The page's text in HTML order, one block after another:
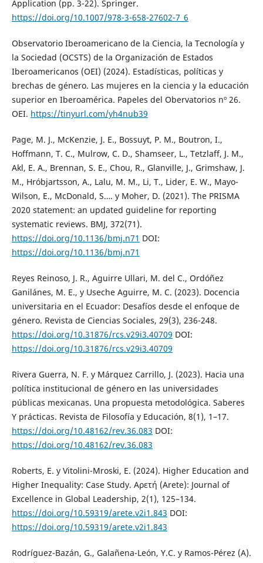
Application (pp. 3-22). Springer.
https://doi.org/10.1007/978-3-658-27602-7_6
Observatorio Iberoamericano de la Ciencia, la Tecnología y
la Sociedad (OCSTS) de la Organización de Estados
Iberoamericanos (OEI) (2024). Estadísticas, políticas y
brechas de género. Las mujeres en la ciencia y la educación
superior en Iberoamérica. Papeles del Obervatorios nº 26.
OEI. https://tinyurl.com/yh4nub39
Page, M. J., McKenzie, J. E., Bossuyt, P. M., Boutron, I.,
Hoffmann, T. C., Mulrow, C. D., Shamseer, L., Tetzlaff, J. M.,
Akl, E. A., Brennan, S. E., Chou, R., Glanville, J., Grimshaw, J.
M., Hróbjartsson, A., Lalu, M. M., Li, T., Lider, E. W., Mayo-
Wilson, E., McDonald, S…. y Moher, D. (2021). The PRISMA
2020 statement: an updated guideline for reporting
systematic reviews. BMJ, 372(71).
https://doi.org/10.1136/bmj.n71 DOI:
https://doi.org/10.1136/bmj.n71
Reyes Reinoso, J. R., Aguirre Ullari, M. del C., Ordóñez
Ganilánes, M. E., y Useche Aguirre, M. C. (2023). Docencia
universitaria en el Ecuador: Desafíos desde el enfoque de
género. Revista de Ciencias Sociales, 29(3), 236-248.
https://doi.org/10.31876/rcs.v29i3.40709 DOI:
https://doi.org/10.31876/rcs.v29i3.40709
Rivera Guerra, N. F. y Márquez Carrillo, J. (2023). Hacia una
política institucional de género en las universidades
públicas mexicanas. Una propuesta metodológica. Saberes
Y prácticas. Revista de Filosofía y Educación, 8(1), 1–17.
https://doi.org/10.48162/rev.36.083 DOI:
https://doi.org/10.48162/rev.36.083
Roberts, E. y Vitolini-Mroski, E. (2024). Higher Education and
Higher Inequality: Case Study. Αρετή (Arete): Journal of
Excellence in Global Leadership, 2(1), 125–134.
https://doi.org/10.59319/arete.v2i1.843 DOI:
https://doi.org/10.59319/arete.v2i1.843
Rodríguez-Bazán, G., Galañena-León, Y.C. y Ramos-Pérez (A).